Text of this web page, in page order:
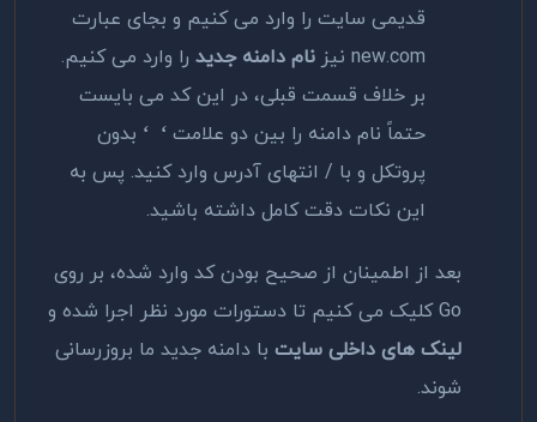
قدیمی سایت را وارد می کنیم و بجای عبارت
new.com نیز
نام دامنه جدید را وارد می کنیم.
بر خلاف قسمت قبلی، در این کد می بایست
حتماً نام دامنه را بین دو علامت ‘ ‘ بدون
پروتکل و با / انتهای آدرس وارد کنید. پس به
این نکات دقت کامل داشته باشید.
بعد از اطمینان از صحیح بودن کد وارد شده، بر روی
Go کلیک می کنیم تا دستورات مورد نظر اجرا شده و
لینک های داخلی سایت با دامنه جدید ما بروزرسانی
شوند.